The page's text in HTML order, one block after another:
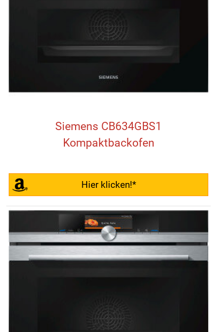
Siemens CB634GBS1
Kompaktbackofen
Hier klicken!*